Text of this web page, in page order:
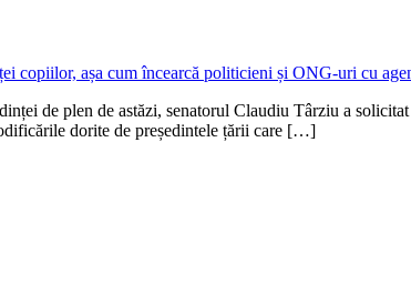
de plen de astăzi, senatorul Claudiu Târziu a
dorite de președintele țării care […]